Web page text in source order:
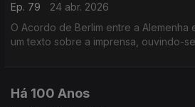
Ep. 79
24 abr. 2026
O Acordo de Berlim entre a Alemenha
um texto sobre a imprensa, ouvindo-
Há 100 Anos